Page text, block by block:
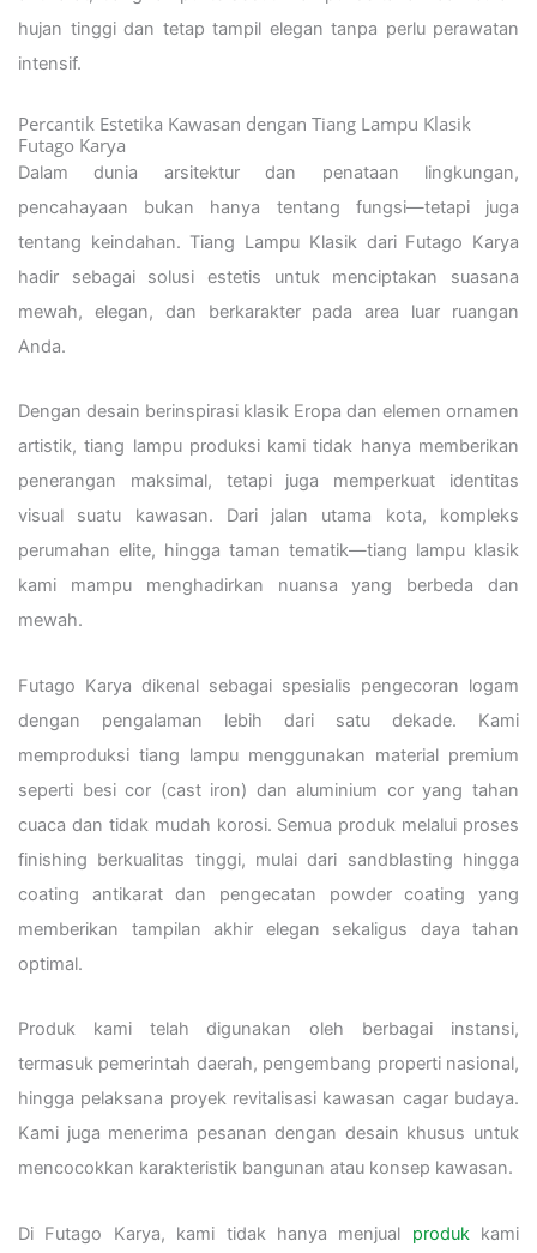
hujan tinggi dan tetap tampil elegan tanpa perlu perawatan
intensif.
Percantik Estetika Kawasan dengan Tiang Lampu Klasik
Futago Karya
Dalam dunia arsitektur dan penataan lingkungan,
pencahayaan bukan hanya tentang fungsi—tetapi juga
tentang keindahan. Tiang Lampu Klasik dari Futago Karya
hadir sebagai solusi estetis untuk menciptakan suasana
mewah, elegan, dan berkarakter pada area luar ruangan
Anda.
Dengan desain berinspirasi klasik Eropa dan elemen ornamen
artistik, tiang lampu produksi kami tidak hanya memberikan
penerangan maksimal, tetapi juga memperkuat identitas
visual suatu kawasan. Dari jalan utama kota, kompleks
perumahan elite, hingga taman tematik—tiang lampu klasik
kami mampu menghadirkan nuansa yang berbeda dan
mewah.
Futago Karya dikenal sebagai spesialis pengecoran logam
dengan pengalaman lebih dari satu dekade. Kami
memproduksi tiang lampu menggunakan material premium
seperti besi cor (cast iron) dan aluminium cor yang tahan
cuaca dan tidak mudah korosi. Semua produk melalui proses
finishing berkualitas tinggi, mulai dari sandblasting hingga
coating antikarat dan pengecatan powder coating yang
memberikan tampilan akhir elegan sekaligus daya tahan
optimal.
Produk kami telah digunakan oleh berbagai instansi,
termasuk pemerintah daerah, pengembang properti nasional,
hingga pelaksana proyek revitalisasi kawasan cagar budaya.
Kami juga menerima pesanan dengan desain khusus untuk
mencocokkan karakteristik bangunan atau konsep kawasan.
Di Futago Karya, kami tidak hanya menjual produkkami